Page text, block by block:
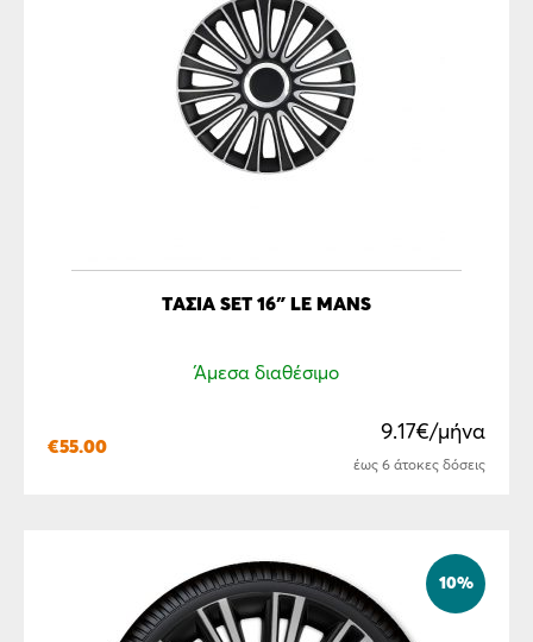
ΤΆΣΙΑ SET 16″ LE MANS
Άμεσα διαθέσιμο
€55.00
9.17€/μήνα
έως 6 άτοκες δόσεις
10%